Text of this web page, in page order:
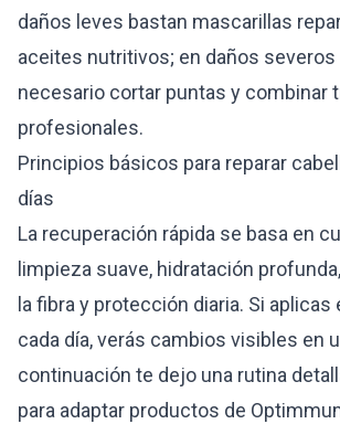
daños leves bastan mascarillas
aceites nutritivos; en daños
necesario cortar puntas y combinar
profesionales.
Principios básicos para reparar
días
La recuperación rápida se basa en
limpieza suave, hidratación
la fibra y protección diaria. Si
cada día, verás cambios visibles en
continuación te dejo una rutina
para adaptar productos de